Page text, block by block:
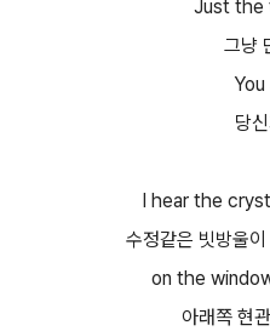
Just the
그냥
You
당
I hear the
수정같은 빗방울
on the
아래쪽 현